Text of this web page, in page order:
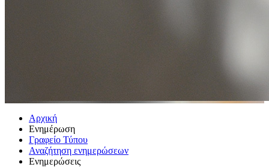
Αρχική
Ενημέρωση
Γραφείο Τύπου
Αναζήτηση ενημερώσεων
Ενημερώσεις